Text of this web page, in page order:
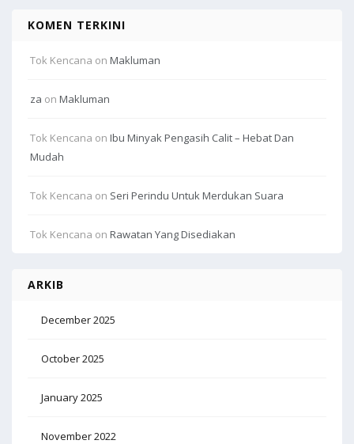
KOMEN TERKINI
Tok Kencana on Makluman
za on Makluman
Tok Kencana on Ibu Minyak Pengasih Calit – Hebat Dan
Mudah
Tok Kencana on Seri Perindu Untuk Merdukan Suara
Tok Kencana on Rawatan Yang Disediakan
ARKIB
December 2025
October 2025
January 2025
November 2022